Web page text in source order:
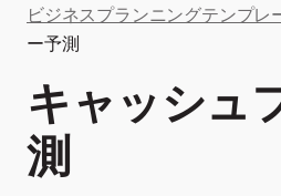
ビジネスプランニングテンプレ
ー予測
キャッシュ
測